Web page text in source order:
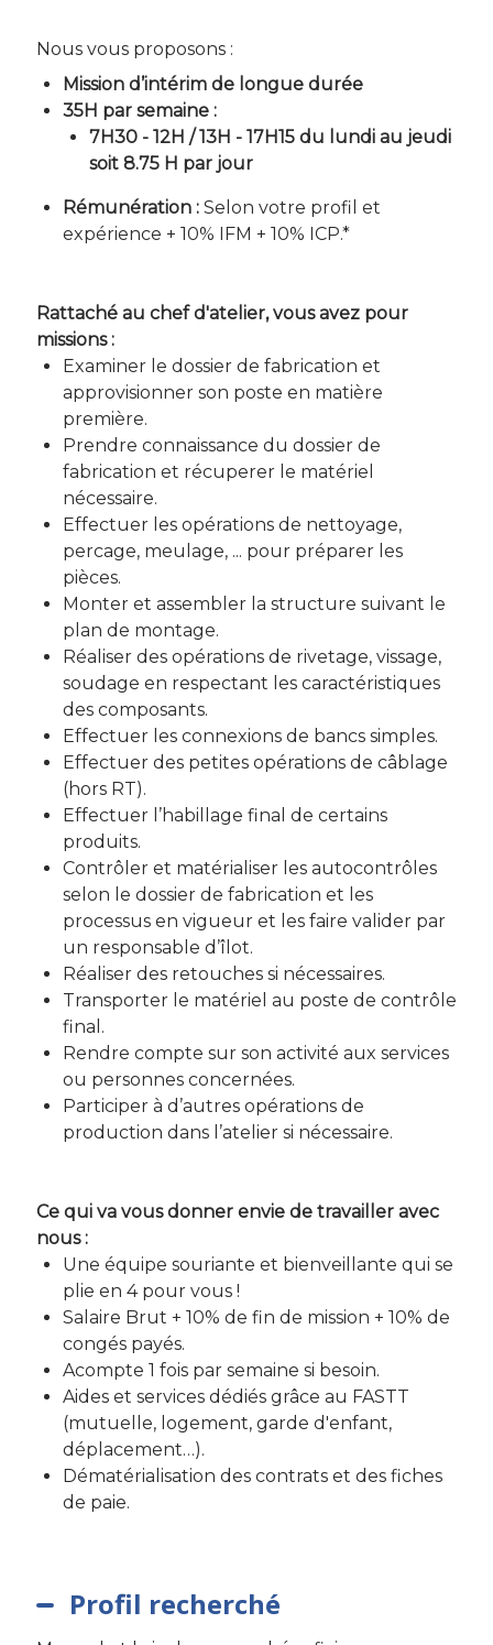
Nous vous proposons :
Mission d’intérim de longue durée
35H par semaine :
7H30 - 12H / 13H - 17H15 du lundi au jeudi
soit 8.75 H par jour
Rémunération : Selon votre profil et
expérience + 10% IFM + 10% ICP.*
Rattaché au chef d'atelier, vous avez pour
missions :
Examiner le dossier de fabrication et
approvisionner son poste en matière
première.
Prendre connaissance du dossier de
fabrication et récuperer le matériel
nécessaire.
Effectuer les opérations de nettoyage,
percage, meulage, ... pour préparer les
pièces.
Monter et assembler la structure suivant le
plan de montage.
Réaliser des opérations de rivetage, vissage,
soudage en respectant les caractéristiques
des composants.
Effectuer les connexions de bancs simples.
Effectuer des petites opérations de câblage
(hors RT).
Effectuer l’habillage final de certains
produits.
Contrôler et matérialiser les autocontrôles
selon le dossier de fabrication et les
processus en vigueur et les faire valider par
un responsable d’îlot.
Réaliser des retouches si nécessaires.
Transporter le matériel au poste de contrôle
final.
Rendre compte sur son activité aux services
ou personnes concernées.
Participer à d’autres opérations de
production dans l’atelier si nécessaire.
Ce qui va vous donner envie de travailler avec
nous :
Une équipe souriante et bienveillante qui se
plie en 4 pour vous !
Salaire Brut + 10% de fin de mission + 10% de
congés payés.
Acompte 1 fois par semaine si besoin.
Aides et services dédiés grâce au FASTT
(mutuelle, logement, garde d'enfant,
déplacement…).
Dématérialisation des contrats et des fiches
de paie.
Profil recherché